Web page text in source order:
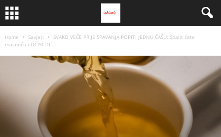
Home Savjeti
SVAKO VEČE PRIJE SPAVANJA POPITI JEDNU ČAŠU: Spalit ćete
masnoću i OČISTITI...